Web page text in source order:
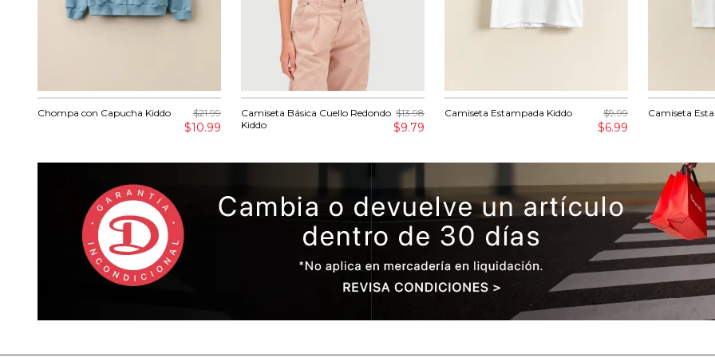
Chompa con Capucha Kiddo $21.99
$10.99
Camiseta Básica Cuello Redondo
Kiddo
$13.98
$9.79
Camiseta Estampada Kiddo $9.99
$6.99
Camiseta